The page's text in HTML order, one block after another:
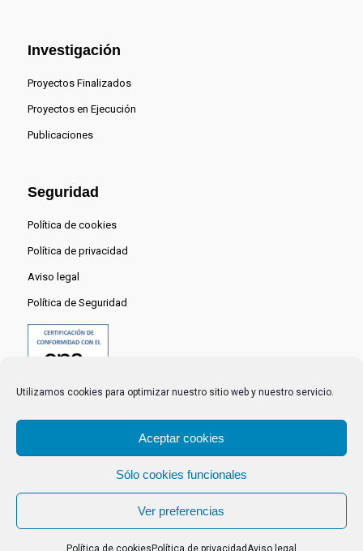
Utilizamos cookies para optimizar nuestro sitio web y nuestro servicio.
Aceptar cookies
Sólo cookies funcionales
Ver preferencias
Política de cookies Política de privacidad Aviso legal
Investigación
Proyectos Finalizados
Proyectos en Ejecución
Publicaciones
Seguridad
Política de cookies
Política de privacidad
Aviso legal
Política de Seguridad
© 2024 Centro Nacional del Hidrógeno -